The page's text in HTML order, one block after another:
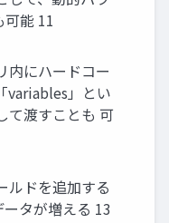
能 11
内にハードコー
variables」とい
て渡すことも 可
ルドを追加する
タが増える 13